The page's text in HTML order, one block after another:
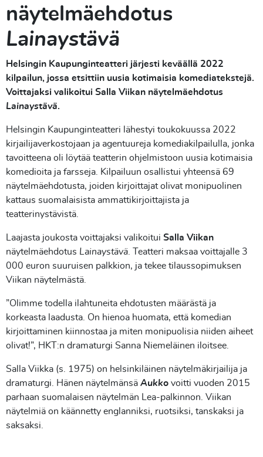
näytelmäehdotus
Lainaystävä
Helsingin Kaupunginteatteri järjesti keväällä 2022
kilpailun, jossa etsittiin uusia kotimaisia komediatekstejä.
Voittajaksi valikoitui Salla Viikan näytelmäehdotus
Lainaystävä.
Helsingin Kaupunginteatteri lähestyi toukokuussa 2022
kirjailijaverkostojaan ja agentuureja komediakilpailulla, jonka
tavoitteena oli löytää teatterin ohjelmistoon uusia kotimaisia
komedioita ja farsseja. Kilpailuun osallistui yhteensä 69
näytelmäehdotusta, joiden kirjoittajat olivat monipuolinen
kattaus suomalaisista ammattikirjoittajista ja
teatterinystävistä.
Laajasta joukosta voittajaksi valikoitui Salla Viikan
näytelmäehdotus Lainaystävä . Teatteri maksaa voittajalle 3
000 euron suuruisen palkkion, ja tekee tilaussopimuksen
Viikan näytelmästä.
”Olimme todella ilahtuneita ehdotusten määrästä ja
korkeasta laadusta. On hienoa huomata, että komedian
kirjoittaminen kiinnostaa ja miten monipuolisia niiden aiheet
olivat!”, HKT:n dramaturgi Sanna Niemeläinen iloitsee.
Salla Viikka (s. 1975) on helsinkiläinen näytelmäkirjailija ja
dramaturgi. Hänen näytelmänsä Aukko voitti vuoden 2015
parhaan suomalaisen näytelmän Lea-palkinnon. Viikan
näytelmiä on käännetty englanniksi, ruotsiksi, tanskaksi ja
saksaksi.